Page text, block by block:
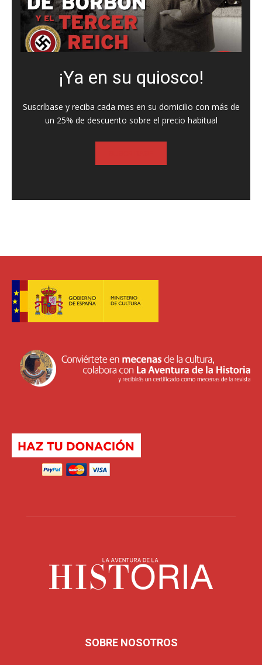
¡Ya en su quiosco!
Suscríbase y reciba cada mes en su domicilio con más de
un 25% de descuento sobre el precio habitual
SOBRE NOSOTROS